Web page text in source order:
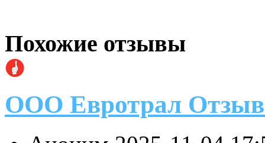
Похожие отзывы
ООО Евротрал